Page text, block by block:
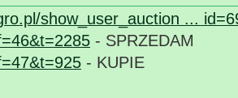
show_user_auction ...
- SPRZEDAM
- KUPIE